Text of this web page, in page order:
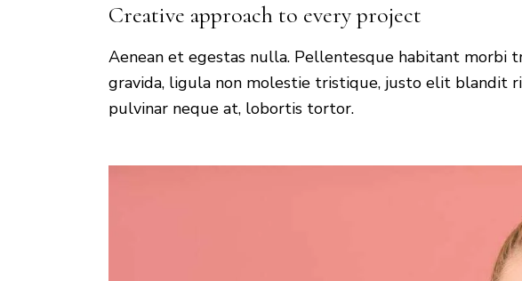
Creative approach to every project
Aenean et egestas nulla. Pellentesque habitant morbi
gravida, ligula non molestie tristique, justo elit blandit
pulvinar neque at, lobortis tortor.